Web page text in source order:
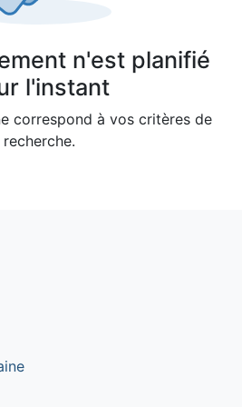
n'est planifié
l'instant
correspond à vos critères de
recherche.